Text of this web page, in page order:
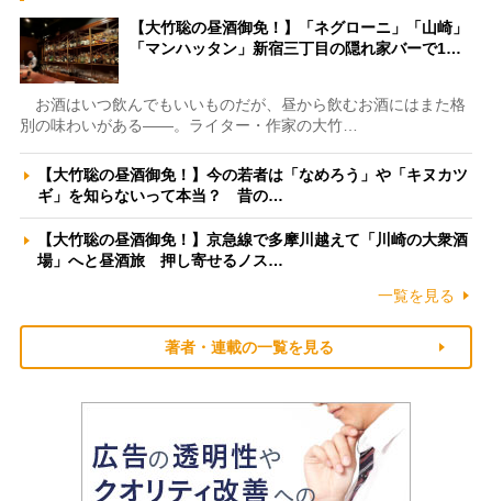
【大竹聡の昼酒御免！】「ネグローニ」「山崎」
「マンハッタン」新宿三丁目の隠れ家バーで1…
お酒はいつ飲んでもいいものだが、昼から飲むお酒にはまた格
別の味わいがある――。ライター・作家の大竹…
【大竹聡の昼酒御免！】今の若者は「なめろう」や「キヌカツ
ギ」を知らないって本当？ 昔の…
【大竹聡の昼酒御免！】京急線で多摩川越えて「川崎の大衆酒
場」へと昼酒旅 押し寄せるノス…
一覧を見る
著者・連載の一覧を見る